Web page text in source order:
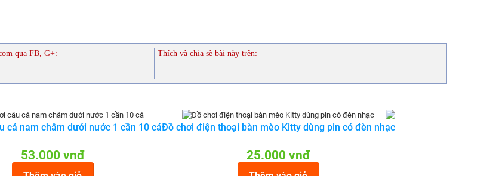
qua FB, G+: Thích và chia sẽ bài này trên:
cá nam châm dưới nước 1 cần 10 cá
53.000 vnđ
Đồ chơi điện thoại bàn mèo Kitty dùng pin có đèn nhạc
25.000 vnđ